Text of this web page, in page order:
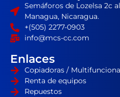
Semáforos de Lozelsa 2c
Managua, Nicaragua.
+(505) 2277-0903
info@mcs-cc.com
Enlaces
Copiadoras /
Renta de equipos
Repuestos